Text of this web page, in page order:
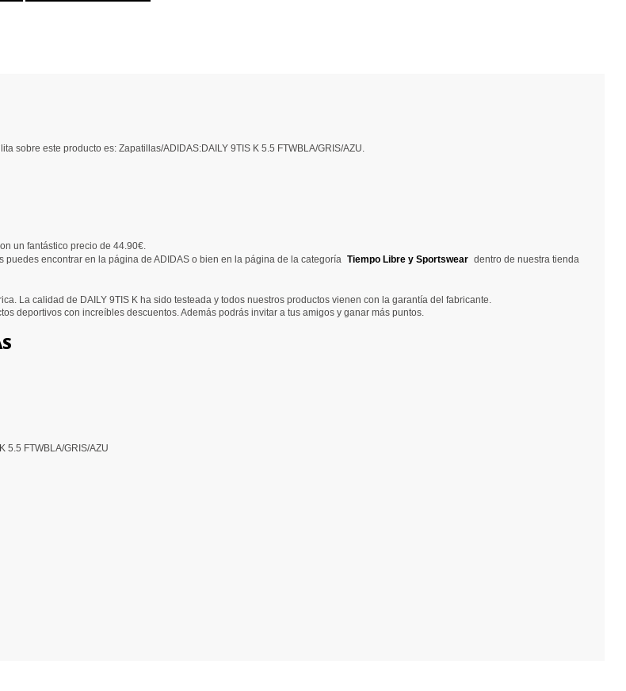
sobre este producto es: Zapatillas/ADIDAS:DAILY 9TIS K 5.5 FTWBLA/GRIS/AZU.
un fantástico precio de 44.90€.
puedes encontrar en la página de ADIDAS o bien en la página de la categoría Tiempo Libre y Sportswear dentro de nuestra tienda
La calidad de DAILY 9TIS K ha sido testeada y todos nuestros productos vienen con la garantía del fabricante.
deportivos con increíbles descuentos. Además podrás invitar a tus amigos y ganar más puntos.
5.5 FTWBLA/GRIS/AZU